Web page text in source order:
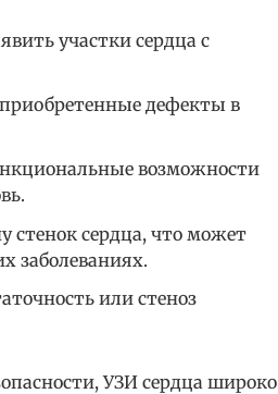
участки сердца с
дефекты в
возможности
сердца, что может
заболеваниях.
или стеноз
УЗИ сердца широко